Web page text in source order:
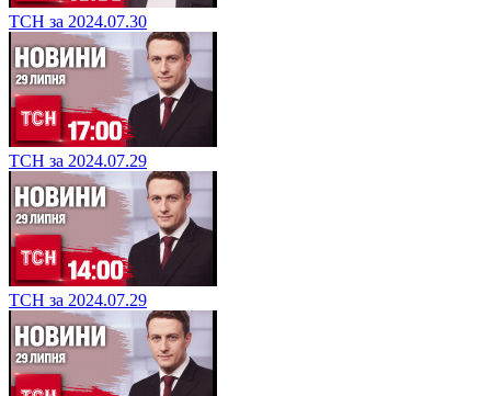
ТСН за 2024.07.30
ТСН за 2024.07.29
ТСН за 2024.07.29